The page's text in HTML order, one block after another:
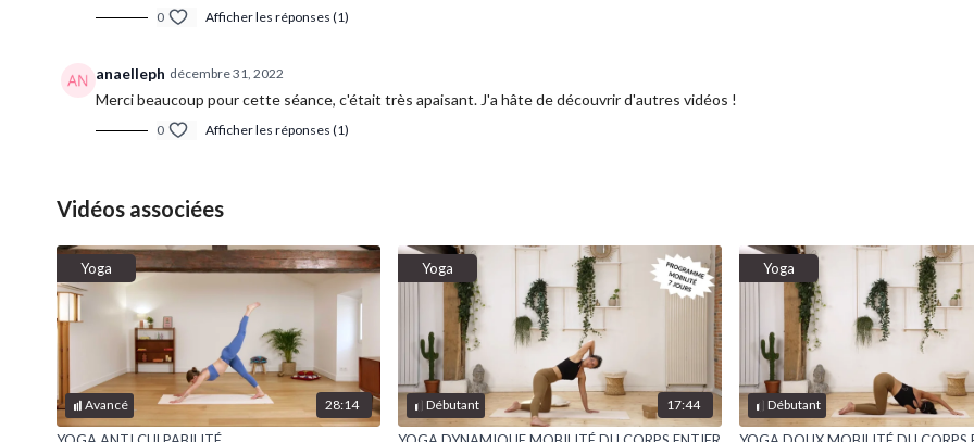
0 Afficher les réponses (1)
anaelleph décembre 31, 2022
Merci beaucoup pour cette séance, c'était très apaisant. J'a hâte de découvrir d'autres vidéos !
0 Afficher les réponses (1)
Vidéos associées
Avancé
Yoga
28:14 Débutant
Yoga
17:44 Débutant
Yoga